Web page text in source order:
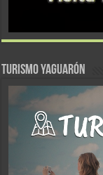
TURISMO YAGUARÓN